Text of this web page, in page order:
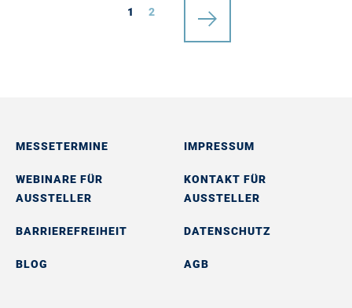
1 2
MESSETERMINE
WEBINARE FÜR
AUSSTELLER
BARRIEREFREIHEIT
BLOG
IMPRESSUM
KONTAKT FÜR
AUSSTELLER
DATENSCHUTZ
AGB